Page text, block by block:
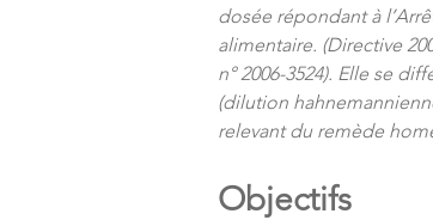
dosée répondant à
alimentaire. (Directive
n° 2006-3524). Elle se
(dilution
relevant du remède
Objectifs